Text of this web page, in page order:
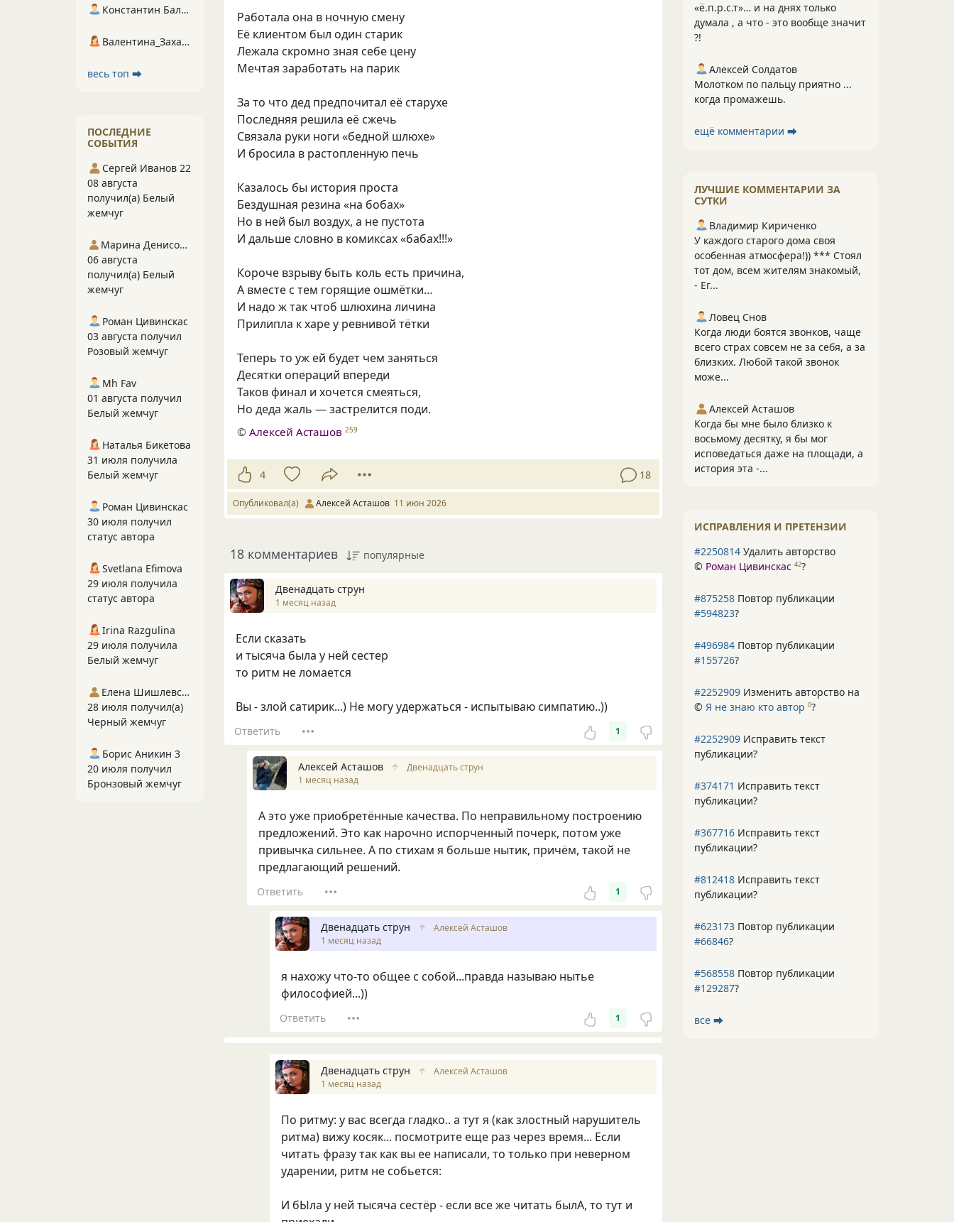
Работала она в ночную смену
Её клиентом был один старик
Лежала скромно зная себе цену
Мечтая заработать на парик
За то что дед предпочитал её старухе
Последняя решила её сжечь
Связала руки ноги «бедной шлюхе»
И бросила в растопленную печь
Казалось бы история проста
Бездушная резина «на бобах»
Но в ней был воздух, а не пустота
И дальше словно в комиксах «бабах!!!»
Короче взрыву быть коль есть причина,
А вместе с тем горящие ошмётки…
И надо ж так чтоб шлюхина личина
Прилипла к харе у ревнивой тётки
Теперь то уж ей будет чем заняться
Десятки операций впереди
Таков финал и хочется смеяться,
Но деда жаль — застрелится поди.
©Алексей Асташов 259
4 18
Опубликовал(а) Алексей Асташов 11 июн 2026
18 комментариев популярные
Двенадцать струн
1 месяц назад
Если сказать
и тысяча была у ней сестер
то ритм не ломается
Вы - злой сатирик...) Не могу удержаться - испытываю симпатию..))
Ответить 1
Алексей Асташов ↑
Двенадцать струн
1 месяц назад
А это уже приобретённые качества. По неправильному построению
предложений. Это как нарочно испорченный почерк, потом уже
привычка сильнее. А по стихам я больше нытик, причём, такой не
предлагающий решений.
Ответить 1
Двенадцать струн ↑
Алексей Асташов
1 месяц назад
я нахожу что-то общее с собой...правда называю нытье
философией...))
Ответить 1
Двенадцать струн ↑
Алексей Асташов
1 месяц назад
По ритму: у вас всегда гладко.. а тут я (как злостный нарушитель
ритма) вижу косяк... посмотрите еще раз через время... Если
читать фразу так как вы ее написали, то только при неверном
ударении, ритм не собьется:
И бЫла у ней тысяча сестёр - если все же читать былА, то тут и
«ё.п.р.с.т»… и на днях только
думала , а что - это вообще значит
?!
Алексей Солдатов
Молотком по пальцу приятно ...
когда промажешь.
ещё комментарии ⮕
ЛУЧШИЕ КОММЕНТАРИИ ЗА
СУТКИ
Владимир Кириченко
У каждого старого дома своя
особенная атмосфера!)) *** Стоял
тот дом, всем жителям знакомый,
- Ег...
Ловец Снов
Когда люди боятся звонков, чаще
всего страх совсем не за себя, а за
близких. Любой такой звонок
може...
Алексей Асташов
Когда бы мне было близко к
восьмому десятку, я бы мог
исповедаться даже на площади, а
история эта -...
ИСПРАВЛЕНИЯ И ПРЕТЕНЗИИ
#2250814 Удалить авторство
© Роман Цивинскас 42?
#875258 Повтор публикации
#594823?
#496984 Повтор публикации
#155726?
#2252909 Изменить авторство на
© Я не знаю кто автор 0?
#2252909 Исправить текст
публикации?
#374171 Исправить текст
публикации?
#367716 Исправить текст
публикации?
#812418 Исправить текст
публикации?
#623173 Повтор публикации
#66846?
#568558 Повтор публикации
#129287?
все ⮕
Константин Балухта
Валентина_Захарова
весь топ ⮕
ПОСЛЕДНИЕ
СОБЫТИЯ
Сергей Иванов 22
08 августа
получил(а) Белый
жемчуг
Марина Денисова 5
06 августа
получил(а) Белый
жемчуг
Роман Цивинскас
03 августа получил
Розовый жемчуг
Mh Fav
01 августа получил
Белый жемчуг
Наталья Бикетова
31 июля получила
Белый жемчуг
Роман Цивинскас
30 июля получил
статус автора
Svetlana Efimova
29 июля получила
статус автора
Irina Razgulina
29 июля получила
Белый жемчуг
Елена Шишлевская
28 июля получил(а)
Черный жемчуг
Борис Аникин 3
20 июля получил
Бронзовый жемчуг